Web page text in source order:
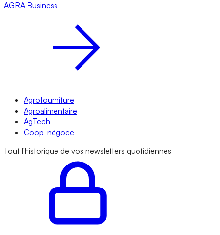
AGRA Business
Agrofourniture
Agroalimentaire
AgTech
Coop-négoce
Tout l'historique de vos newsletters quotidiennes